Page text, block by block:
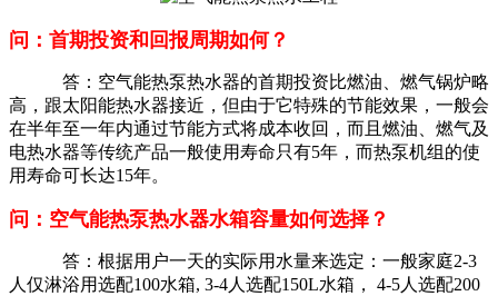
问：首期投资和回报周期如何？
答：空气能热泵热水器的首期投资比燃油、燃气锅炉略
高，跟太阳能热水器接近，但由于它特殊的节能效果，一般会
在半年至一年内通过节能方式将成本收回，而且燃油、燃气及
电热水器等传统产品一般使用寿命只有5年，而热泵机组的使
用寿命可长达15年。
问：空气能热泵热水器水箱容量如何选择？
答：根据用户一天的实际用水量来选定：一般家庭2-3
人仅淋浴用选配100水箱, 3-4人选配150L水箱， 4-5人选配200